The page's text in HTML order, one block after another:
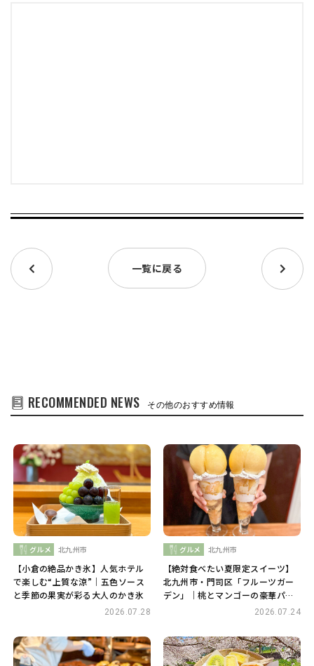
一覧に戻る
RECOMMENDED NEWS その他のおすすめ情報
グルメ 北九州市
【小倉の絶品かき氷】人気ホテル
で楽しむ“上質な涼”｜五色ソース
と季節の果実が彩る大人のかき氷
2026.07.28
グルメ 北九州市
【絶対食べたい夏限定スイーツ】
北九州市・門司区「フルーツガー
デン」｜桃とマンゴーの豪華パフ
2026.07.24